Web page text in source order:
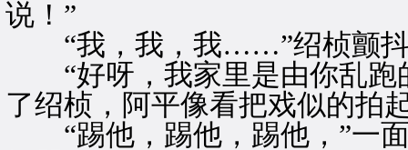
说！”
“我，我，我……”绍桢颤抖
“好呀，我家里是由你乱跑
了绍桢，阿平像看把戏似的拍
“踢他，踢他，踢他，”一面